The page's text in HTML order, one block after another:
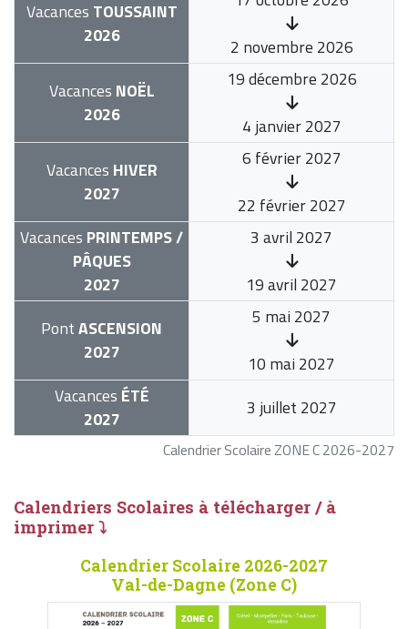
Calendrier Scolaire ZONE C 2026-2027
Vacances TOUSSAINT
2026
2 novembre 2026
Vacances NOËL
2026
19 décembre 2026
4 janvier 2027
Vacances HIVER
2027
6 février 2027
22 février 2027
Vacances PRINTEMPS /
PÂQUES
2027
3 avril 2027
19 avril 2027
PontASCENSION
2027
5 mai 2027
10 mai 2027
Vacances ÉTÉ
2027
3 juillet 2027
Calendriers Scolaires à télécharger / à
imprimer ⤵
Calendrier Scolaire 2026-2027
Val-de-Dagne (Zone C)